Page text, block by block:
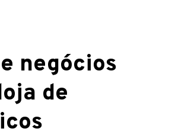
negócios
de